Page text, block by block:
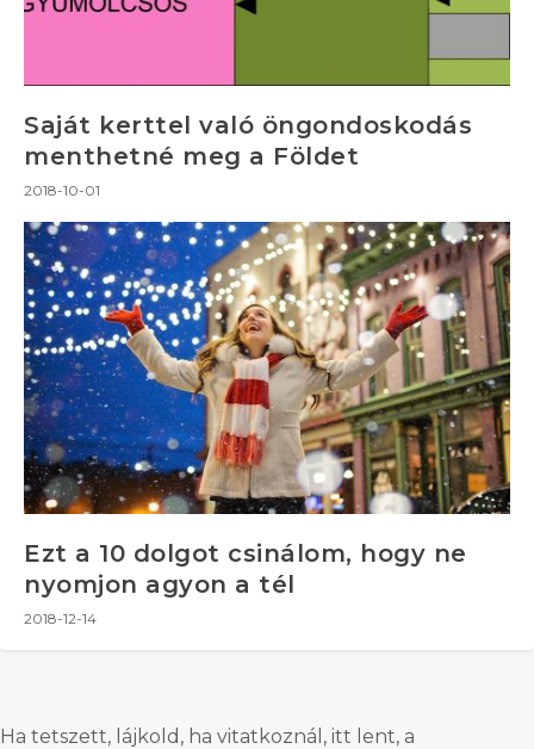
Saját kerttel való öngondoskodás
menthetné meg a Földet
2018-10-01
Ezt a 10 dolgot csinálom, hogy ne
nyomjon agyon a tél
2018-12-14
Ha tetszett, lájkold, ha vitatkoznál, itt lent, a